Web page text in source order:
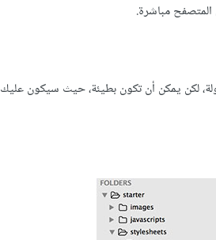
المتصفح مباشرة.
لكن يمكن أن تكون بطيئة، حيث سيكون عليك